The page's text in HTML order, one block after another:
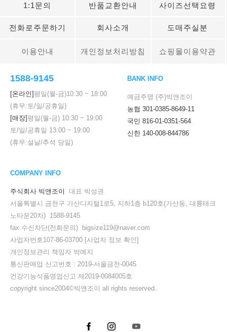
1:1문의 반품교환안내 사이즈선택요령
전화로주문하기 회사소개 도매주실분
이용안내 개인정보처리방침 쇼핑몰이용약관
1588-9145
[온라인] 평일(월-금)10:30 ~ 18:00
(휴무:토/일/공휴일)
[매장] 평일(월-금) 10:30 ~ 19:00
토/일/공휴일 13:00 ~ 19:00
(휴무:설날/추석 당일)
BANK INFO
예금주명 (주)빅앤조이
농협 301-0385-8649-11
국민 816-01-0351-564
신한 140-008-844786
COMPANY INFO
주식회사 빅앤조이
대표 박성권
서울특별시 금천구 가산디지털1로5, 지하1층 b120호(가산동, 대륭테크
노타운20차) 1588-9145
fax 수신차단(전화문의) bigsize119@naver.com
사업자번호107-86-03700 [사업자 정보 확인]
개인정보관리 책임자 박예지
통신판매업 신고번호 : 2019-서울금천-0045
건강기능식품영업신고 제2019-0084005호
copyright since2004©빅앤조이 all rights reserved.